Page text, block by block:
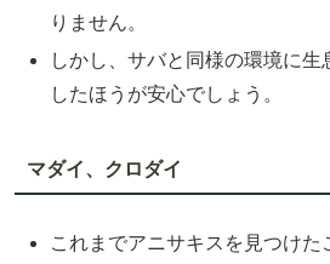
りません。
しかし、サバと同様の環境に
したほうが安心でしょう。
マダイ、クロダイ
これまでアニサキスを見つけた